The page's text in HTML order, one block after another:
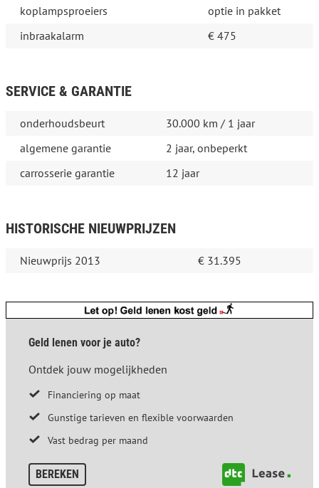
koplampsproeiers
optie in pakket
inbraakalarm
€ 475
SERVICE & GARANTIE
onderhoudsbeurt
30.000 km / 1 jaar
algemene garantie
2 jaar, onbeperkt
carrosserie garantie
12 jaar
HISTORISCHE NIEUWPRIJZEN
Nieuwprijs 2013 € 31.395
Geld lenen voor je auto?
Ontdek jouw mogelijkheden
Financiering op maat
Gunstige tarieven en flexible voorwaarden
Vast bedrag per maand
BEREKEN